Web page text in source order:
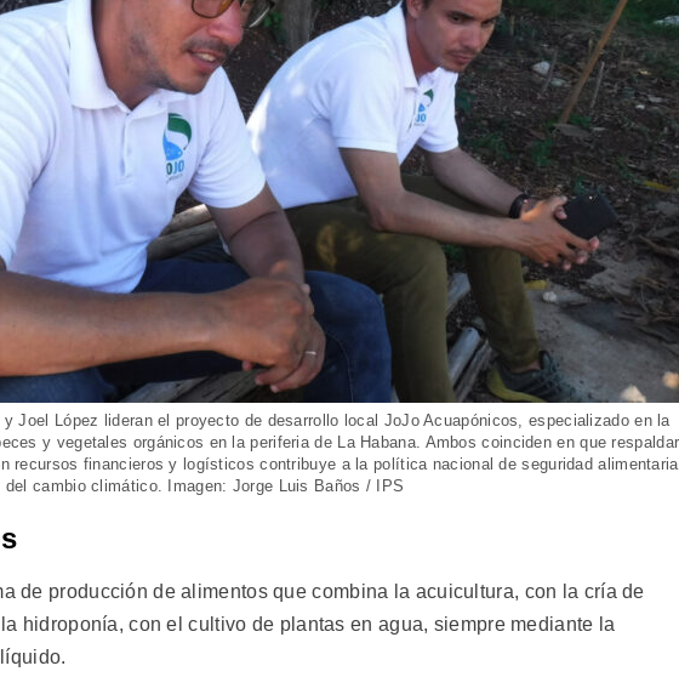
Joel López lideran el proyecto de desarrollo local JoJo Acuapónicos, especializado en la
y vegetales orgánicos en la periferia de La Habana. Ambos coinciden en que respaldar
recursos financieros y logísticos contribuye a la política nacional de seguridad alimentaria
cambio climático. Imagen: Jorge Luis Baños / IPS
de producción de alimentos que combina la acuicultura, con la cría de
hidroponía, con el cultivo de plantas en agua, siempre mediante la